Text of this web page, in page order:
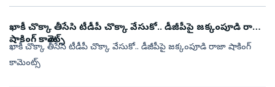
ఖాకీ చొక్కా తీసేసి టీడీపీ చొక్కా వేసుకో.. డీజీపీపై జక్కంపూడి రాజా
షాకింగ్ కామెంట్స్
ఖాకీ చొక్కా తీసేసి టీడీపీ చొక్కా వేసుకో.. డీజీపీపై జక్కంపూడి రాజా షాకింగ్
కామెంట్స్